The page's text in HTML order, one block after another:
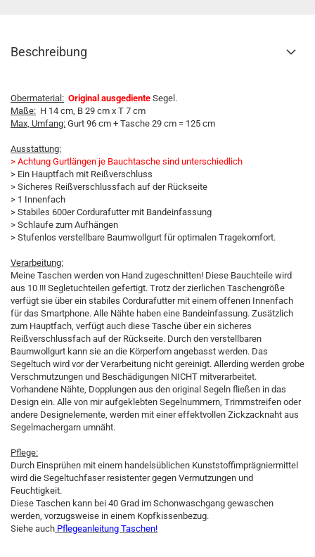
Beschreibung
Obermaterial: Original ausgediente Segel.
Maße: H 14 cm, B 29 cm x T 7 cm
Max, Umfang: Gurt 96 cm + Tasche 29 cm = 125 cm
Ausstattung:
> Achtung Gurtlängen je Bauchtasche sind unterschiedlich
> Ein Hauptfach mit Reißverschluss
> Sicheres Reißverschlussfach auf der Rückseite
> 1 Innenfach
> Stabiles 600er Cordurafutter mit Bandeinfassung
> Schlaufe zum Aufhängen
> Stufenlos verstellbare Baumwollgurt für optimalen Tragekomfort.
Verarbeitung:
Meine Taschen werden von Hand zugeschnitten! Diese Bauchteile wird
aus 10 !!! Segletuchteilen gefertigt. Trotz der zierlichen Taschengröße
verfügt sie über ein stabiles Cordurafutter mit einem offenen Innenfach
für das Smartphone. Alle Nähte haben eine Bandeinfassung. Zusätzlich
zum Hauptfach, verfügt auch diese Tasche über ein sicheres
Reißverschlussfach auf der Rückseite. Durch den verstellbaren
Baumwollgurt kann sie an die Körperfom angebasst werden. Das
Segeltuch wird vor der Verarbeitung nicht gereinigt. Allerding werden grobe
Verschmutzungen und Beschädigungen NICHT mitverarbeitet.
Vorhandene Nähte, Dopplungen aus den original Segeln fließen in das
Design ein. Alle von mir aufgeklebten Segelnummern, Trimmstreifen oder
andere Designelemente, werden mit einer effektvollen Zickzacknaht aus
Segelmachergarn umnäht.
Pflege:
Durch Einsprühen mit einem handelsüblichen Kunststoffimprägniermittel
wird die Segeltuchfaser resistenter gegen Vermutzungen und
Feuchtigkeit.
Diese Taschen kann bei 40 Grad im Schonwaschgang gewaschen
werden, vorzugsweise in einem Kopfkissenbezug.
Siehe auch Pflegeanleitung Taschen!